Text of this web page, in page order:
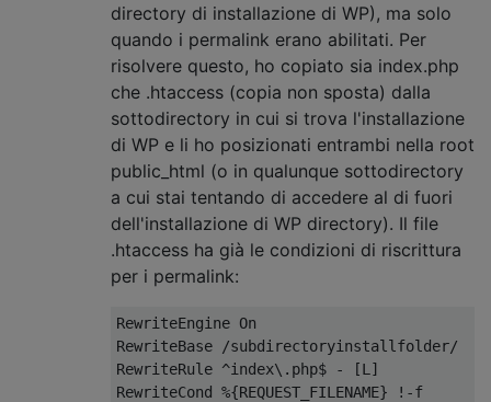
directory di installazione di WP), ma solo
quando i permalink erano abilitati. Per
risolvere questo, ho copiato sia index.php
che .htaccess (copia non sposta) dalla
sottodirectory in cui si trova l'installazione
di WP e li ho posizionati entrambi nella root
public_html (o in qualunque sottodirectory
a cui stai tentando di accedere al di fuori
dell'installazione di WP directory). Il file
.htaccess ha già le condizioni di riscrittura
per i permalink:
RewriteEngine On
RewriteBase
/subdirectoryinstallfolder/
RewriteRule ^index\.php$ - [L ]
RewriteCond %{REQUEST_FILENAME} !-